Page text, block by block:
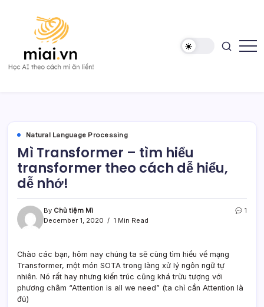
liền!
Natural Language Processing
Mì Transformer – tìm hiểu
transformer theo cách dễ hiểu,
dễ nhớ!
By Chủ tiệm Mì
December 1, 2020
1 Min Read
1
Chào các bạn, hôm nay chúng ta sẽ cùng tìm hiểu về mạng
Transformer, một món SOTA trong làng xử lý ngôn ngữ tự
nhiên. Nó rất hay nhưng kiến trúc cũng khá trừu tượng với
phương châm “Attention is all we need” (ta chỉ cần Attention là
đủ)